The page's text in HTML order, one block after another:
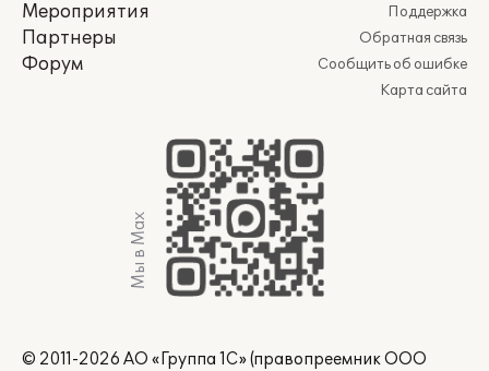
Мероприятия
Партнеры
Форум
Поддержка
Обратная связь
Сообщить об ошибке
Карта сайта
Мы в Max
© 2011-2026 АО «Группа 1С» (правопреемник ООО